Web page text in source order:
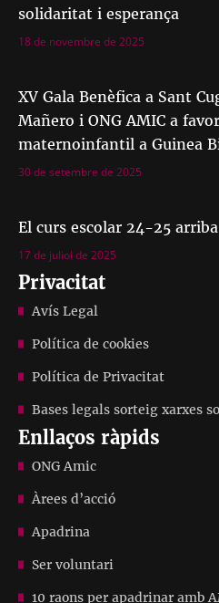
solidaritat i esperança
18 de novembre de 2025
XV Gala Benèfica a Sant
Mañero i ONG AMIC a
maternoinfantil a Guinea
30 de setembre de 2025
El curs escolar 24-25
17 de juliol de 2025
Privacitat
Avís Legal
Política de cookies
Política de Privacitat
Bases legals sorteig xarxes
Enllaços ràpids
ONG Amic
Àrees d’acció
Apadrina
Ser voluntari
10 raons per apadrinar amb